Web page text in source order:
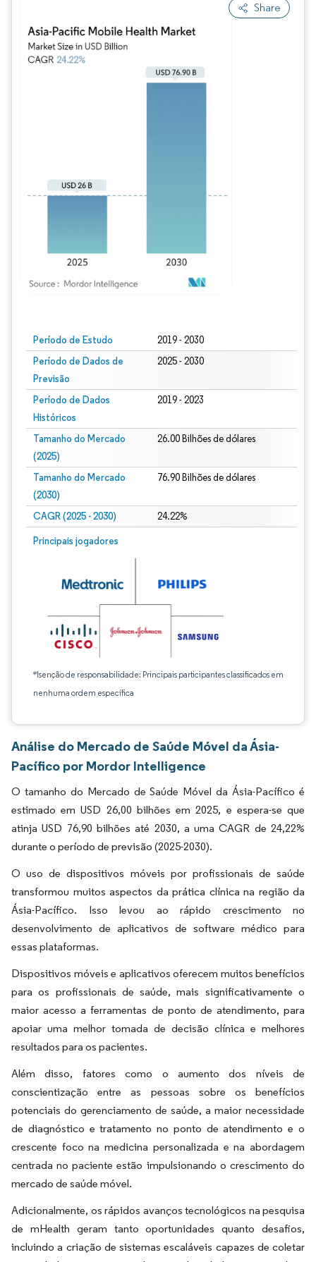
Share
Período de Estudo 2019 - 2030
Período de Dados de
Previsão
2025 - 2030
Período de Dados
Históricos
2019 - 2023
Tamanho do Mercado
(2025)
26.00 Bilhões de dólares
Tamanho do Mercado
(2030)
76.90 Bilhões de dólares
CAGR (2025 - 2030) 24.22%
Principais jogadores
*Isenção de responsabilidade: Principais participantes classificados em
nenhuma ordem específica
Análise do Mercado de Saúde Móvel da Ásia-
Pacífico por Mordor Intelligence
O tamanho do Mercado de Saúde Móvel da Ásia-Pacífico é
estimado em USD 26,00 bilhões em 2025, e espera-se que
atinja USD 76,90 bilhões até 2030, a uma CAGR de 24,22%
durante o período de previsão (2025-2030).
O uso de dispositivos móveis por profissionais de saúde
transformou muitos aspectos da prática clínica na região da
Ásia-Pacífico. Isso levou ao rápido crescimento no
desenvolvimento de aplicativos de software médico para
essas plataformas.
Dispositivos móveis e aplicativos oferecem muitos benefícios
para os profissionais de saúde, mais significativamente o
maior acesso a ferramentas de ponto de atendimento, para
apoiar uma melhor tomada de decisão clínica e melhores
resultados para os pacientes.
Além disso, fatores como o aumento dos níveis de
conscientização entre as pessoas sobre os benefícios
potenciais do gerenciamento de saúde, a maior necessidade
de diagnóstico e tratamento no ponto de atendimento e o
crescente foco na medicina personalizada e na abordagem
centrada no paciente estão impulsionando o crescimento do
mercado de saúde móvel.
Adicionalmente, os rápidos avanços tecnológicos na pesquisa
de mHealth geram tanto oportunidades quanto desafios,
incluindo a criação de sistemas escaláveis capazes de coletar